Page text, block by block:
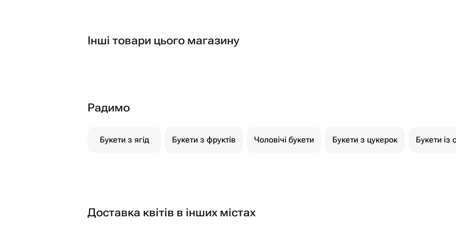
Інші товари цього магазину
Радимо
Букети з ягід Букети з фруктів Чоловічі букети Букети з цукерок Букети із
Доставка квітів в інших містах